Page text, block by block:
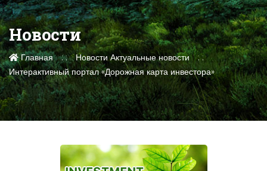
Новости
Главная Новости Актуальные новости
Интерактивный портал «Дорожная карта инвестора»